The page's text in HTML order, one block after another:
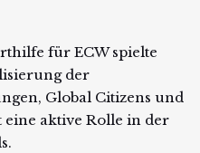
für ECW spielte
der
Global Citizens und
aktive Rolle in der